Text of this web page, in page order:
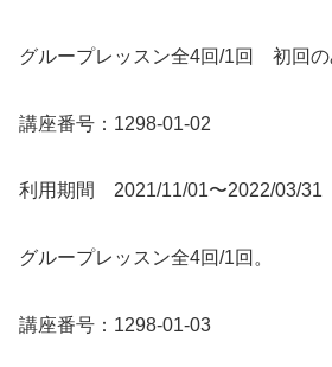
グループレッスン全4回/1回 初回の
講座番号：1298-01-02
利用期間 2021/11/01〜2022/03/31
グループレッスン全4回/1回。
講座番号：1298-01-03